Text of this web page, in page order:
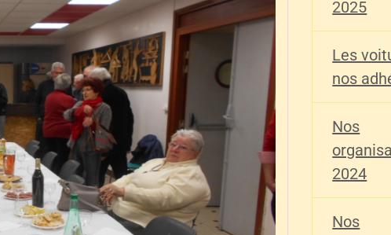
2025
Les
nos
Nos
2024
Nos